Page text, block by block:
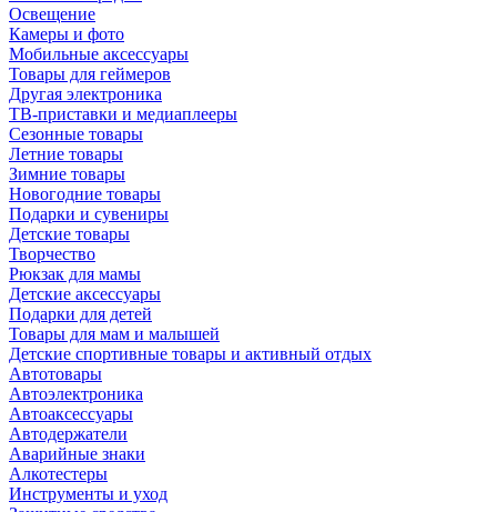
Освещение
Камеры и фото
Мобильные аксессуары
Товары для геймеров
Другая электроника
ТВ-приставки и медиаплееры
Сезонные товары
Летние товары
Зимние товары
Новогодние товары
Подарки и сувениры
Детские товары
Творчество
Рюкзак для мамы
Детские аксессуары
Подарки для детей
Товары для мам и малышей
Детские спортивные товары и активный отдых
Автотовары
Автоэлектроника
Автоаксессуары
Автодержатели
Аварийные знаки
Алкотестеры
Инструменты и уход